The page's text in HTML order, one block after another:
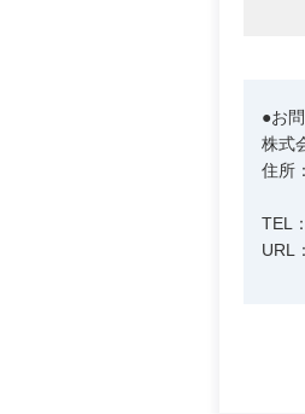
●お
株式
住所
新
TEL
URL：